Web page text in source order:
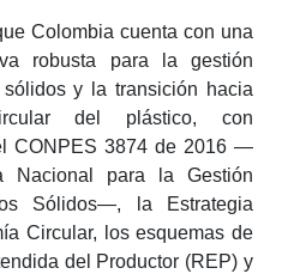
Colombia cuenta con una
robusta para la gestión
y la transición hacia
del plástico, con
CONPES 3874 de 2016 —
Nacional para la Gestión
Sólidos—, la Estrategia
Circular, los esquemas de
del Productor (REP) y